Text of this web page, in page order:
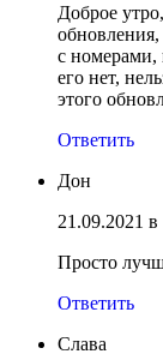
Доброе
с номерами,
его нет,
этого
Ответить
Дон
21.09.2021 в
Просто
Ответить
Слава